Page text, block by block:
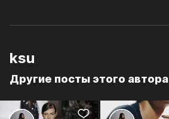
ksu
Другие посты этого автора